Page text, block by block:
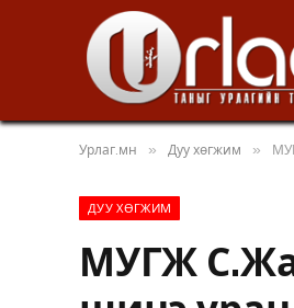
Урлаг.мн » Дуу хөгжим »
ДУУ ХӨГЖИМ
МУГЖ